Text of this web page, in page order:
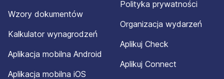
Wzory dokumentów
Kalkulator wynagrodzeń
Aplikacja mobilna Android
Aplikacja mobilna iOS
Polityka prywatności
Organizacja wydarzeń
Aplikuj Check
Aplikuj Connect